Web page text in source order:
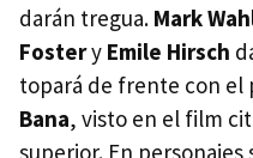
darán tregua. Mark
Fostery Emile Hirsch
topará de frente con el
Bana, visto en el film
superior. En